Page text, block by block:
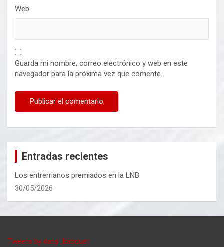
Web
Guarda mi nombre, correo electrónico y web en este
navegador para la próxima vez que comente.
Entradas recientes
Los entrerrianos premiados en la LNB
30/05/2026
Tweets by data_basquet